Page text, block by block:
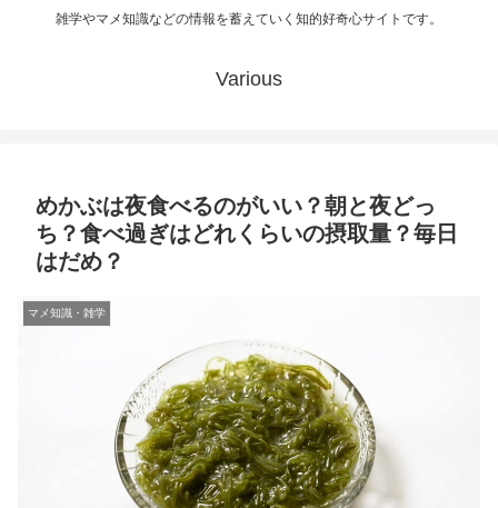
雑学やマメ知識などの情報を蓄えていく知的好奇心サイトです。
Various
めかぶは夜食べるのがいい？朝と夜どっ
ち？食べ過ぎはどれくらいの摂取量？毎日
はだめ？
マメ知識・雑学